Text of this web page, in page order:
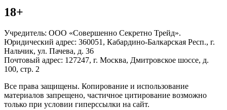
18+
Учредитель: ООО «Совершенно Секретно Трейд».
Юридический адрес: 360051, Кабардино-Балкарская Респ., г.
Нальчик, ул. Пачева, д. 36
Почтовый адрес: 127247, г. Москва, Дмитровское шоссе, д.
100, стр. 2
Все права защищены. Копирование и использование
материалов запрещено, частичное цитирование возможно
только при условии гиперссылки на сайт.